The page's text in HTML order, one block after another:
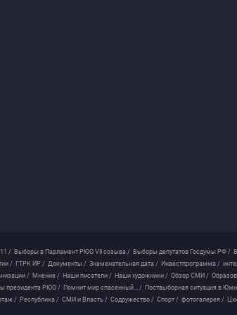
/ Выборы в Парламент РЮО VII созыва / Выборы депутатов Госдумы РФ /
/ ГТРК ИР / Документы / Знаменательная дата / Инвестпрограмма /
/ Мнение / Наши писатели / Наши художники / Обзор СМИ /
президента РЮО / Помнит мир спасенный... / Поствыборная ситуация в
/ Республика / СМИ и Власть / Содружество / Спорт / фотогалерея /